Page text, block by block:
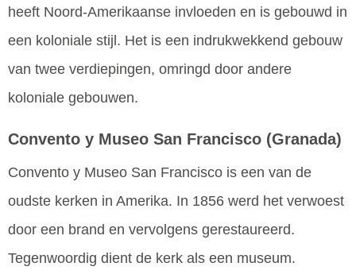
heeft Noord-Amerikaanse invloeden en is gebouwd in
een koloniale stijl. Het is een indrukwekkend gebouw
van twee verdiepingen, omringd door andere
koloniale gebouwen.
Convento y Museo San Francisco (Granada)
Convento y Museo San Francisco is een van de
oudste kerken in Amerika. In 1856 werd het verwoest
door een brand en vervolgens gerestaureerd.
Tegenwoordig dient de kerk als een museum.